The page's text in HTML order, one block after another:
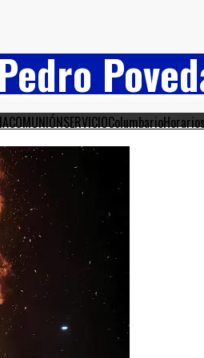
COMUNIÓNSERVICIOColumbario